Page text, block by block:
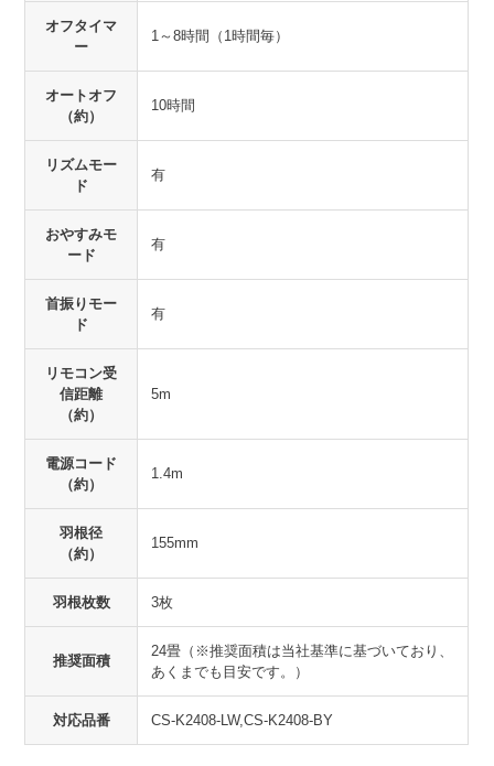
オフタイマ
ー
1～8時間（1時間毎）
オートオフ
（約）
10時間
リズムモー
ド
有
おやすみモ
ード
有
首振りモー
ド
有
リモコン受
信距離
（約）
5m
電源コード
（約）
1.4m
羽根径
（約）
155mm
羽根枚数 3枚
推奨面積
24畳（※推奨面積は当社基準に基づいており、
あくまでも目安です。）
対応品番 CS-K2408-LW,CS-K2408-BY